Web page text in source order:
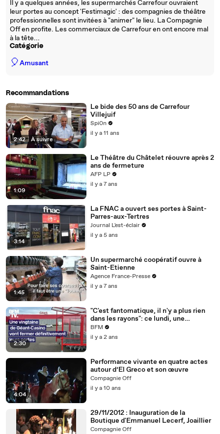
Il y a quelques années, les supermarchés Carrefour ouvraient
leur portes au concept 'Festimagic' : des compagnies de théâtre
professionnelles sont invitées à "animer" le lieu. La Compagnie
Off en profite. Les commerciaux de Carrefour en ont encore mal
à la tête...
Catégorie
🎈Amusant
Recommandations
2:42 | À suivre
Le bide des 50 ans de Carrefour
Villejuif
Spi0n
il y a 11 ans
1:09
Le Théâtre du Châtelet réouvre après 2
ans de fermeture
AFP LP
il y a 7 ans
3:14
La FNAC a ouvert ses portes à Saint-
Parres-aux-Tertres
Journal L'est-éclair
il y a 5 ans
1:45
Un supermarché coopératif ouvre à
Saint-Etienne
Agence France-Presse
il y a 7 ans
2:30
"C'est fantomatique, il n'y a plus rien
dans les rayons": ce lundi, une
vingtaine de Géant-Casino fermeront
définitivement leurs portes
BFM
il y a 2 ans
4:04
Performance vivante en quatre actes
autour d’El Greco et son œuvre
Compagnie Off
il y a 10 ans
29/11/2012 : Inauguration de la
Boutique d'Emmanuel Lecerf, Joaillier
Compagnie Off